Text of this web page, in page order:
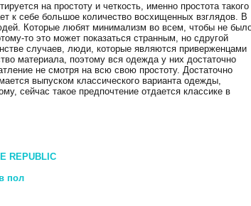
на простоту и четкость, именно простота такого
к себе большое количество восхищенных взглядов. В
Которые любят минимализм во всем, чтобы не
то это может показаться странным, но сдругой
случаев, люди, которые являются приверженцами
материала, поэтому вся одежда у них достаточно
не смотря на всю свою простоту. Достаточно
выпуском классического варианта одежды,
сейчас такое предпочтение отдается классике в
REPUBLIC
пол